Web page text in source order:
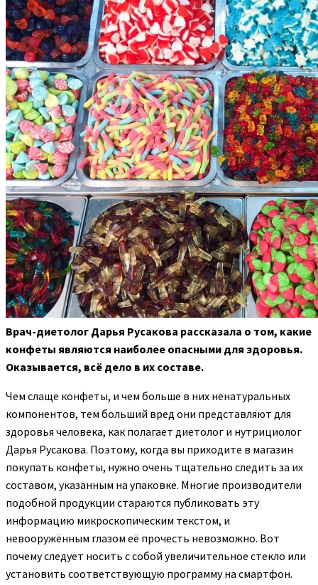
Врач-диетолог Дарья Русакова рассказала о том, какие
конфеты являются наиболее опасными для здоровья.
Оказывается, всё дело в их составе.
Чем слаще конфеты, и чем больше в них ненатуральных
компонентов, тем больший вред они представляют для
здоровья человека, как полагает диетолог и нутрициолог
Дарья Русакова. Поэтому, когда вы приходите в магазин
покупать конфеты, нужно очень тщательно следить за их
составом, указанным на упаковке. Многие производители
подобной продукции стараются публиковать эту
информацию микроскопическим текстом, и
невооружённым глазом её прочесть невозможно. Вот
почему следует носить с собой увеличительное стекло или
установить соответствующую программу на смартфон.